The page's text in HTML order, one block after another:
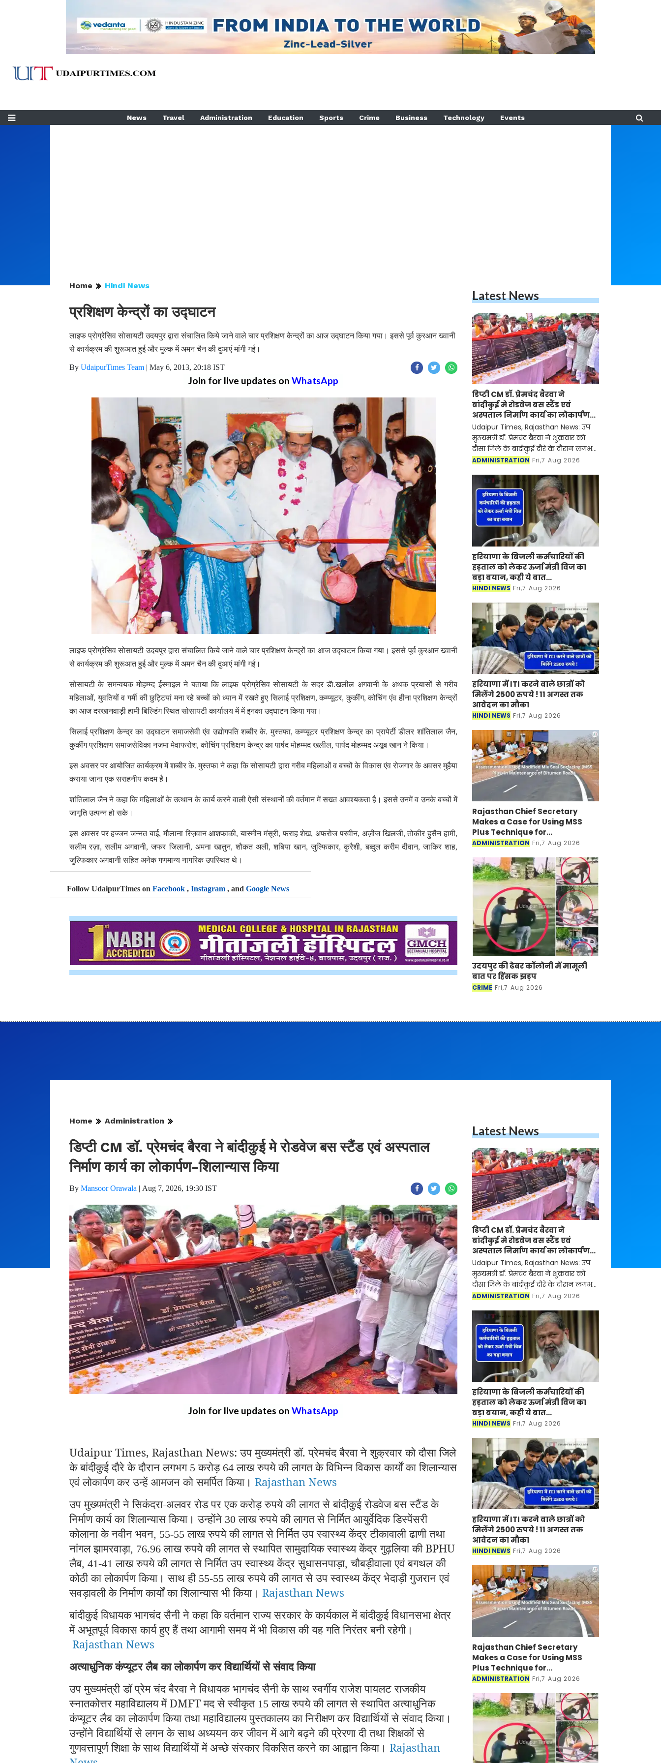
News Travel Administration Education Sports Crime Business Technology Events
Home Hindi News
प्रशिक्षण केन्द्रों का उद्घाटन
लाइफ प्रोग्रेसिव सोसायटी उदयपुर द्वारा संचालित किये जाने वाले चार प्रशिक्षण केन्द्रों का आज उद्घाटन किया गया। इससे पूर्व कुरआन ख्वानी
से कार्यक्रम की शुरूआत हुई और मुल्क में अमन चैन की दुआएं मांगी गई।
By UdaipurTimes Team | May 6, 2013, 20:18 IST
Join for live updates on WhatsApp
लाइफ प्रोग्रेसिव सोसायटी उदयपुर द्वारा संचालित किये जाने वाले चार प्रशिक्षण केन्द्रों का आज उद्घाटन किया गया। इससे पूर्व कुरआन ख्वानी
से कार्यक्रम की शुरूआत हुई और मुल्क में अमन चैन की दुआएं मांगी गई।
सोसायटी के समन्वयक मोहम्म्द ईस्माइल ने बताया कि लाइफ प्रोग्रेसिव सोसायटी के सदर डॅा.खलील अगवानी के अथक प्रयासों से गरीब
महिलाओं, युवतियों व गर्मी की छुट्टियां मना रहे बच्चों को ध्यान में रखते हुए सिलाई प्रशिक्षण, कम्प्यूटर, कुकींग, कोचिंग एंव हीना प्रशिक्षण केन्द्रों
का आज दरखानवाड़ी हामी बिल्डिंग स्थित सोसायटी कार्यालय में में इनका उद्घाटन किया गया।
सिलाई प्रशिक्षण केन्द्र का उद्घाटन समाजसेवी एंव उद्योगपति शब्बीर के. मुस्तफा, कम्प्यूटर प्रशिक्षण केन्द्र का प्रापेर्टी डीलर शांतिलाल जैन,
कुकींग प्रशिक्षण समाजसेविका नजमा मेवाफरोश, कोचिंग प्रशिक्षण केन्द्र का पार्षद मोहम्मद खलील, पार्षद मोहम्मद अयूब खान ने किया।
इस अवसर पर आयोजित कार्यक्रम में शब्बीर के. मुस्तफा ने कहा कि सोसायटी द्वारा गरीब महिलाओं व बच्चों के विकास एंव रोजगार के अवसर मुहैया
कराया जाना एक सराहनीय कदम है।
शांतिलाल जैन ने कहा कि महिलाओं के उत्थान के कार्य करने वाली ऐसी संस्थानों की वर्तमान में सख्त आवश्यकता है। इससे उनमें व उनके बच्चों में
जागृति उत्पन्न हो सके।
इस अवसर पर हज्जन जन्नत बाई, मौलाना रिज़वान आशफाकी, यास्मीन मंसूरी, फराह शेख, अफरोज परवीन, अज़ीज खिलजी, तोकीर हुसैन हामी,
सलीम रज़ा, सलीम अगवानी, जफर जिलानी, अमना खातुन, शौकत अली, शबिया खान, जुल्फिकार, कुरैशी, बब्दुल करीम दीवान, जाकिर शाह,
जुल्फिकार अगवानी सहित अनेक गणमान्य नागरिक उपस्थित थे।
Follow UdaipurTimes on Facebook , Instagram , and Google News
Latest News
डिप्टी CM डॉ. प्रेमचंद बैरवा ने
बांदीकुई मे रोडवेज बस स्टैंड एवं
अस्पताल निर्माण कार्य का लोकार्पण-
शिलान्यास किया
Udaipur Times, Rajasthan News: उप
मुख्यमंत्री डॉ. प्रेमचंद बैरवा ने शुक्रवार को
दौसा जिले के बांदीकुई दौरे के दौरान लगभग
5 करोड़ 64 लाख रुपये की लागत के
लोकार्प
ADMINISTRATION Fri,7 Aug 2026
हरियाणा के बिजली कर्मचारियों की
हड़ताल को लेकर ऊर्जा मंत्री विज का
बड़ा बयान, कही ये बात...
HINDI NEWS Fri,7 Aug 2026
हरियाणा में ITI करने वाले छात्रों को
मिलेंगे 2500 रुपये ! 11 अगस्त तक
आवेदन का मौका
HINDI NEWS Fri,7 Aug 2026
Rajasthan Chief Secretary
Makes a Case for Using MSS
Plus Technique for
Maintenance of Bitumen Roads
ADMINISTRATION Fri,7 Aug 2026
उदयपुर की ढेबर कॉलोनी में मामूली
बात पर हिंसक झड़प
CRIME Fri,7 Aug 2026
Home Administration
डिप्टी CM डॉ. प्रेमचंद बैरवा ने बांदीकुई मे रोडवेज बस स्टैंड एवं अस्पताल
निर्माण कार्य का लोकार्पण-शिलान्यास किया
By Mansoor Orawala | Aug 7, 2026, 19:30 IST
Join for live updates on WhatsApp
Udaipur Times, Rajasthan News: उप मुख्यमंत्री डॉ. प्रेमचंद बैरवा ने शुक्रवार को दौसा जिले
के बांदीकुई दौरे के दौरान लगभग 5करोड़ 64लाख रुपये की लागत के विभिन्न विकास कार्यों का शिलान्यास
एवं लोकार्पण कर उन्हें आमजन को समर्पित किया। Rajasthan News
उप मुख्यमंत्री ने सिकंदरा-अलवर रोड पर एक करोड़ रुपये की लागत से बांदीकुई रोडवेज बस स्टैंड के
निर्माण कार्य का शिलान्यास किया। उन्होंने 30लाख रुपये की लागत से निर्मित आयुर्वेदिक डिस्पेंसरी
कोलाना के नवीन भवन, 55-55लाख रुपये की लागत से निर्मित उप स्वास्थ्य केंद्र टीकावाली ढाणी तथा
नांगल झामरवाड़ा, 76.96लाख रुपये की लागत से स्थापित सामुदायिक स्वास्थ्य केंद्र गुढ़लिया की BPHU
लैब, 41-41लाख रुपये की लागत से निर्मित उप स्वास्थ्य केंद्र सुधासनपाड़ा,चौबड़ीवाला एवं बगथल की
कोठी का लोकार्पण किया। साथ ही 55-55लाख रुपये की लागत से उप स्वास्थ्य केंद्र भेदाड़ी गुजरान एवं
सवड़ावली के निर्माण कार्यों का शिलान्यास भी किया। Rajasthan News
बांदीकुई विधायक भागचंद सैनी ने कहा कि वर्तमान राज्य सरकार के कार्यकाल में बांदीकुई विधानसभा क्षेत्र
में अभूतपूर्व विकास कार्य हुए हैं तथा आगामी समय में भी विकास की यह गति निरंतर बनी रहेगी।
Rajasthan News
अत्याधुनिक कंप्यूटर लैब का लोकार्पण कर विद्यार्थियों से संवाद किया
उप मुख्यमंत्री डॉ प्रेम चंद बैरवा ने विधायक भागचंद सैनी के साथ स्वर्गीय राजेश पायलट राजकीय
स्नातकोत्तर महाविद्यालय में DMFT मद से स्वीकृत 15लाख रुपये की लागत से स्थापित अत्याधुनिक
कंप्यूटर लैब का लोकार्पण किया तथा महाविद्यालय पुस्तकालय का निरीक्षण कर विद्यार्थियों से संवाद किया।
उन्होंने विद्यार्थियों से लगन के साथ अध्ययन कर जीवन में आगे बढ़ने की प्रेरणा दी तथा शिक्षकों से
गुणवत्तापूर्ण शिक्षा के साथ विद्यार्थियों में अच्छे संस्कार विकसित करने का आह्वान किया। Rajasthan
Latest News
डिप्टी CM डॉ. प्रेमचंद बैरवा ने
बांदीकुई मे रोडवेज बस स्टैंड एवं
अस्पताल निर्माण कार्य का लोकार्पण-
शिलान्यास किया
Udaipur Times, Rajasthan News: उप
मुख्यमंत्री डॉ. प्रेमचंद बैरवा ने शुक्रवार को
दौसा जिले के बांदीकुई दौरे के दौरान लगभग
5 करोड़ 64 लाख रुपये की लागत के
लोकार्प
ADMINISTRATION Fri,7 Aug 2026
हरियाणा के बिजली कर्मचारियों की
हड़ताल को लेकर ऊर्जा मंत्री विज का
बड़ा बयान, कही ये बात...
HINDI NEWS Fri,7 Aug 2026
हरियाणा में ITI करने वाले छात्रों को
मिलेंगे 2500 रुपये ! 11 अगस्त तक
आवेदन का मौका
HINDI NEWS Fri,7 Aug 2026
Rajasthan Chief Secretary
Makes a Case for Using MSS
Plus Technique for
Maintenance of Bitumen Roads
ADMINISTRATION Fri,7 Aug 2026